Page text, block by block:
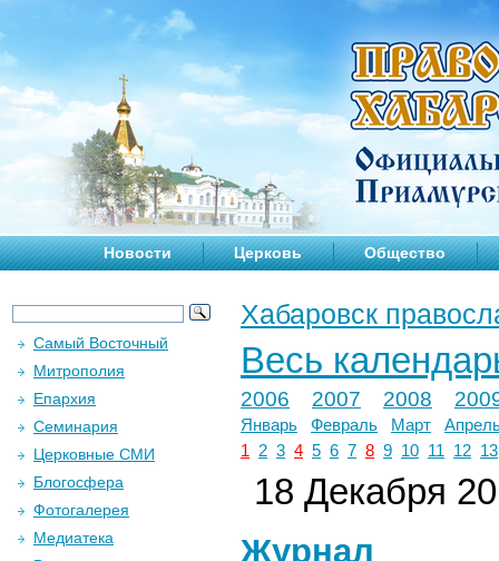
Новости Церковь Общество
Хабаровск
Весь
2006 2007 2008
Январь Февраль Март
1
2 3 4 5 6 7 8 9 10 11 12 13
18 Декабря
Журнал
Самый Восточный
Митрополия
Епархия
Семинария
Церковные СМИ
Блогосфера
Фотогалерея
Медиатека